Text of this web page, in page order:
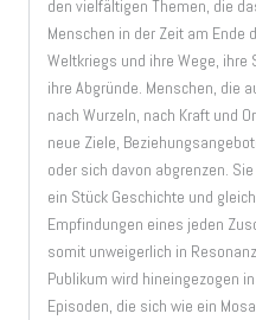
den vielfältigen Themen, die
Menschen in der Zeit am Ende
Weltkriegs und ihre Wege, ihre
ihre Abgründe. Menschen, die
nach Wurzeln, nach Kraft und
neue Ziele,
oder sich davon abgrenzen.
ein Stück Geschichte und
Empfindungen eines jeden
somit unweigerlich in
Publikum wird hineingezogen
Episoden, die sich wie ein